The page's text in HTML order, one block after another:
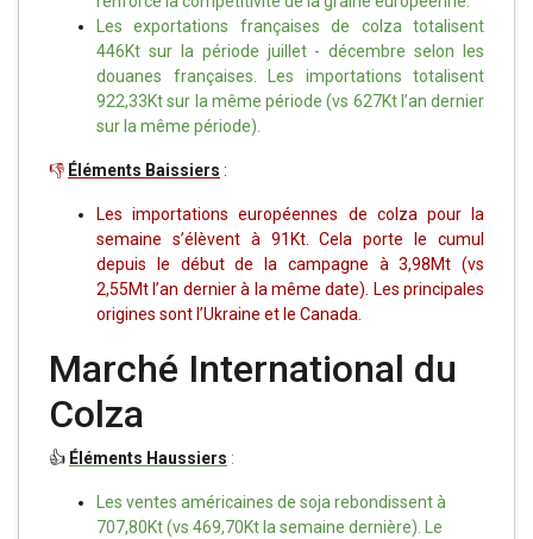
Les exportations françaises de colza totalisent
446Kt sur la période juillet - décembre selon les
douanes françaises. Les importations totalisent
922,33Kt sur la même période (vs 627Kt l’an dernier
sur la même période).
👎 É léments Baissiers :
Les importations européennes de colza pour la
semaine s’élèvent à 91Kt. Cela porte le cumul
depuis le début de la campagne à 3,98Mt (vs
2,55Mt l’an dernier à la même date). Les principales
origines sont l’Ukraine et le Canada.
Marché International du
Colza
👍 Éléments Haussiers :
Les ventes américaines de soja rebondissent à
707,80Kt (vs 469,70Kt la semaine dernière). Le